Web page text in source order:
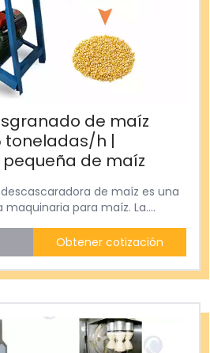
de maíz
toneladas/h |
de maíz
de maíz es una
para maíz. La....
Obtener cotización